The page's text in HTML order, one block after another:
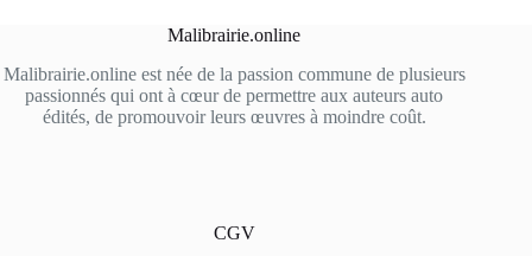
Malibrairie.online
Malibrairie.online est née de la passion commune de plusieurs
passionnés qui ont à cœur de permettre aux auteurs auto
édités, de promouvoir leurs œuvres à moindre coût.
CGV